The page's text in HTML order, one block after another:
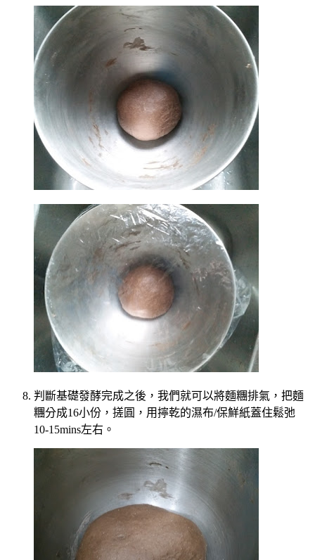
判斷基礎發酵完成之後，我們就可以將麵糰排氣，把麵
糰分成16小份，搓圓，用擰乾的濕布/保鮮紙蓋住鬆弛
10-15mins左右。